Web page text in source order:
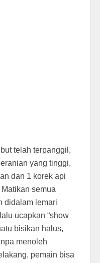
telah terpanggil,
yang tinggi,
dan 1 korek api
semua
didalam lemari
ucapkan “show
bisikan halus,
menoleh
pemain bisa